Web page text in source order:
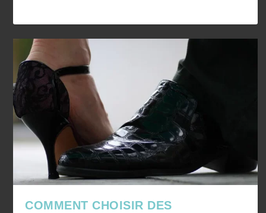
COMMENT CHOISIR DES